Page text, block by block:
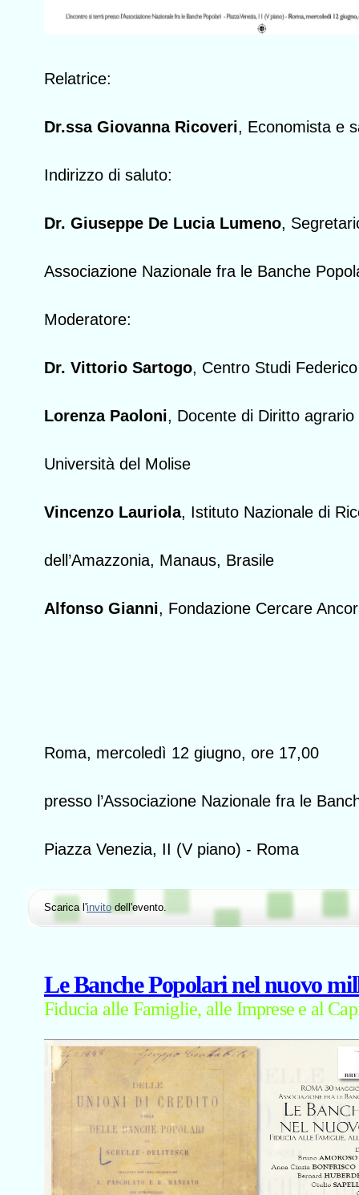
Relatrice:
Dr.ssa Giovanna Ricoveri, Economista e
Indirizzo di saluto:
Dr. Giuseppe De Lucia Lumeno,
Associazione Nazionale fra le Banche
Moderatore:
Dr. Vittorio Sartogo, Centro Studi
Lorenza Paoloni, Docente di Diritto
Università del Molise
Vincenzo Lauriola, Istituto Nazionale di
dell’Amazzonia, Manaus, Brasile
Alfonso Gianni, Fondazione Cercare
Roma, mercoledì 12 giugno, ore 17,00
presso l’Associazione Nazionale fra le
Piazza Venezia, II (V piano) - Roma
Scarica l'invito dell'evento.
Le Banche Popolari nel nuovo
Fiducia alle Famiglie, alle Imprese e al